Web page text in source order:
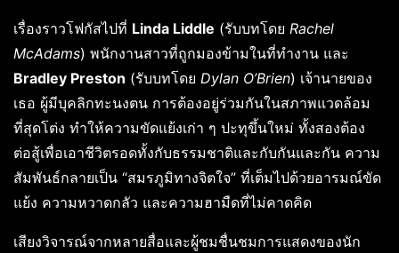
เรื่องราวโฟกัสไปที่ Linda Liddle (รับบทโดย Rachel
McAdams) พนักงานสาวที่ถูกมองข้ามในที่ทำงาน และ
Bradley Preston (รับบทโดย Dylan O’Brien) เจ้านายของ
เธอ ผู้มีบุคลิกทะนงตน การต้องอยู่ร่วมกันในสภาพแวดล้อม
ที่สุดโต่ง ทำให้ความขัดแย้งเก่า ๆ ปะทุขึ้นใหม่ ทั้งสองต้อง
ต่อสู้เพื่อเอาชีวิตรอดทั้งกับธรรมชาติและกับกันและกัน ความ
สัมพันธ์กลายเป็น “สมรภูมิทางจิตใจ” ที่เต็มไปด้วยอารมณ์ขัด
แย้ง ความหวาดกลัว และความฮามืดที่ไม่คาดคิด
เสียงวิจารณ์จากหลายสื่อและผู้ชมชื่นชมการแสดงของนัก